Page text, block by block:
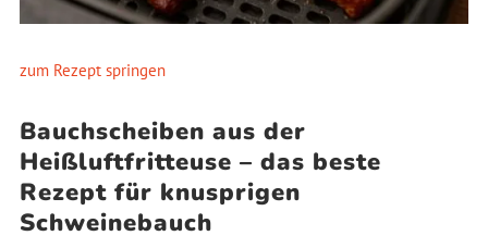
zum Rezept springen
Bauchscheiben aus der
Heißluftfritteuse – das beste
Rezept für knusprigen
Schweinebauch